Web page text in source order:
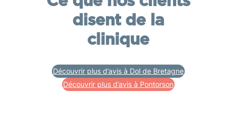
disent de la
clinique
Découvrir plus d’avis à Dol de Bretagne
Découvrir plus d’avis à Pontorson